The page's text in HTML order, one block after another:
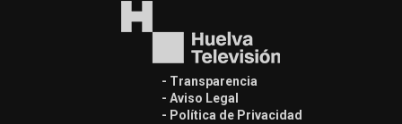
- Transparencia
- Aviso Legal
- Política de Privacidad